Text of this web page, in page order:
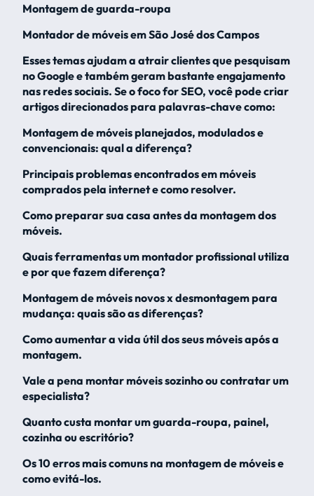
Montagem de guarda-roupa
Montador de móveis em São José dos Campos
Esses temas ajudam a atrair clientes que pesquisam
no Google e também geram bastante engajamento
nas redes sociais. Se o foco for SEO, você pode criar
artigos direcionados para palavras-chave como:
Montagem de móveis planejados, modulados e
convencionais: qual a diferença?
Principais problemas encontrados em móveis
comprados pela internet e como resolver.
Como preparar sua casa antes da montagem dos
móveis.
Quais ferramentas um montador profissional utiliza
e por que fazem diferença?
Montagem de móveis novos x desmontagem para
mudança: quais são as diferenças?
Como aumentar a vida útil dos seus móveis após a
montagem.
Vale a pena montar móveis sozinho ou contratar um
especialista?
Quanto custa montar um guarda-roupa, painel,
cozinha ou escritório?
Os 10 erros mais comuns na montagem de móveis e
como evitá-los.